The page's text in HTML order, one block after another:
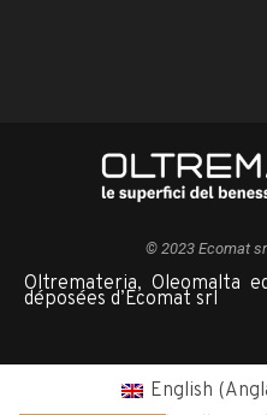
© 2023 Ecomat
Oltremateria, Oleomalta
déposées d’Ecomat srl
English (